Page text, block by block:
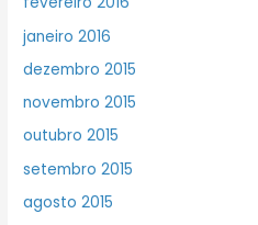
janeiro 2016
dezembro 2015
novembro 2015
outubro 2015
setembro 2015
agosto 2015